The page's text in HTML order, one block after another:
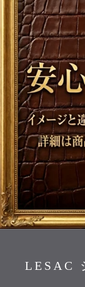
LESAC